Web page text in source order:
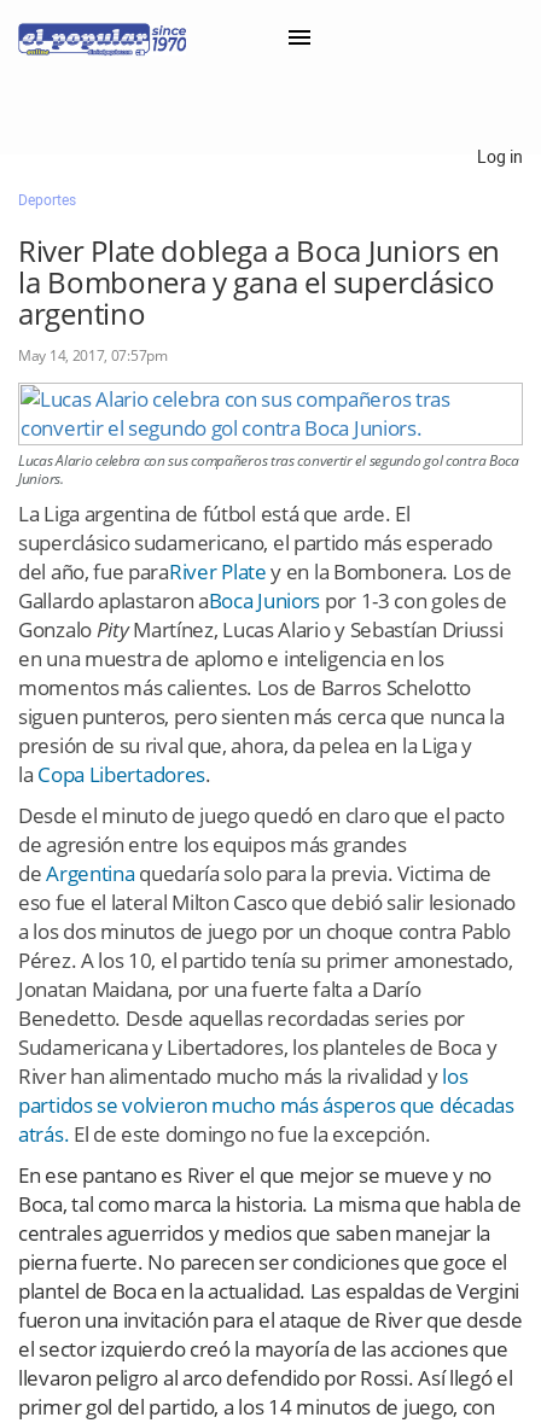
Classifieds
Categorías
Iniciar sesión con Clascal
Log in
Deportes
River Plate doblega a Boca Juniors en
la Bombonera y gana el superclásico
argentino
May 14, 2017, 07:57pm
Lucas Alario celebra con sus compañeros tras convertir el segundo gol contra Boca
Juniors.
La Liga argentina de fútbol está que arde. El
superclásico sudamericano, el partido más esperado
del año, fue paraRiver Platey en la Bombonera. Los de
Gallardo aplastaron aBoca Juniors por 1-3 con goles de
GonzaloPityMartínez, Lucas Alario y Sebastían Driussi
en una muestra de aplomo e inteligencia en los
momentos más calientes. Los de Barros Schelotto
siguen punteros, pero sienten más cerca que nunca la
presión de su rival que, ahora, da pelea en la Liga y
la Copa Libertadores.
Desde el minuto de juego quedó en claro que el pacto
de agresión entre los equipos más grandes
deArgentina quedaría solo para la previa. Victima de
eso fue el lateral Milton Casco que debió salir lesionado
a los dos minutos de juego por un choque contra Pablo
Pérez. A los 10, el partido tenía su primer amonestado,
Jonatan Maidana, por una fuerte falta a Darío
Benedetto. Desde aquellas recordadas series por
Sudamericana y Libertadores, los planteles de Boca y
River han alimentado mucho más la rivalidad ylos
partidos se volvieron mucho más ásperos que décadas
atrás. El de este domingo no fue la excepción.
En ese pantano es River el que mejor se mueve y no
Boca, tal como marca la historia. La misma que habla de
centrales aguerridos y medios que saben manejar la
pierna fuerte. No parecen ser condiciones que goce el
plantel de Boca en la actualidad. Las espaldas de Vergini
fueron una invitación para el ataque de River que desde
el sector izquierdo creó la mayoría de las acciones que
llevaron peligro al arco defendido por Rossi. Así llegó el
primer gol del partido, a los 14 minutos de juego, con